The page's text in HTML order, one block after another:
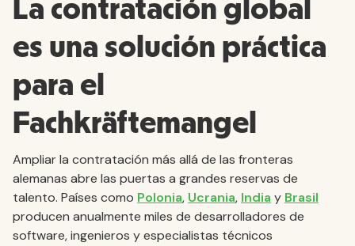
La contratación global
es una solución práctica
para el
Fachkräftemangel
Ampliar la contratación más allá de las fronteras
alemanas abre las puertas a grandes reservas de
talento. Países como Polonia, Ucrania, India y Brasil
producen anualmente miles de desarrolladores de
software, ingenieros y especialistas técnicos